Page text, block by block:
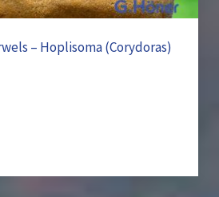
– Hoplisoma (Corydoras)